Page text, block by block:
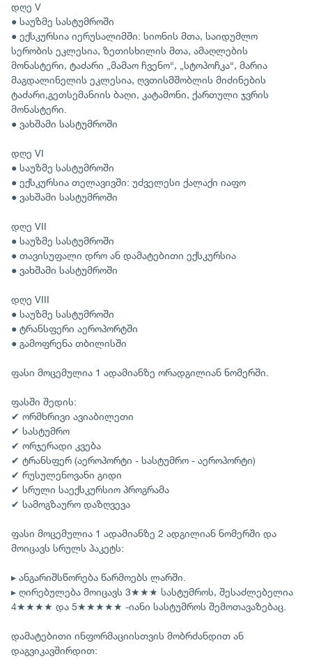
დღე V
● საუზმე სასტუმროში
● ექსკურსია იერუსალიმში: სიონის მთა, საიდუმლო
სერობის ეკლესია, ზეთისხილის მთა, ამაღლების
მონასტერი, ტაძარი „მამაო ჩვენო“, „სტოპოჩკა“, მარია
მაგდალინელის ეკლესია, ღვთისმშობლის მიძინების
ტაძარი,გეთსემანიის ბაღი, კატამონი, ქართული ჯვრის
მონასტერი.
● ვახშამი სასტუმროში
დღე VI
● საუზმე სასტუმროში
● ექსკურსია თელავივში: უძველესი ქალაქი იაფო
● ვახშამი სასტუმროში
დღე VII
● საუზმე სასტუმროში
● თავისუფალი დრო ან დამატებითი ექსკურსია
● ვახშამი სასტუმროში
დღე VIII
● საუზმე სასტუმროში
● ტრანსფერი აეროპორტში
● გამოფრენა თბილისში
ფასი მოცემულია 1 ადამიანზე ორადგილიან ნომერში.
ფასში შედის:
✔ ორმხრივი ავიაბილეთი
✔ სასტუმრო
✔ ორჯერადი კვება
✔ ტრანსფერ (აეროპორტი - სასტუმრო - აეროპორტი)
✔ რუსულენოვანი გიდი
✔ სრული საექსკურსიო პროგრამა
✔ სამოგზაურო დაზღვევა
ფასი მოცემულია 1 ადამიანზე 2 ადგილიან ნომერში და
მოიცავს სრულს პაკეტს:
▸ ანგარიშსწორება წარმოებს ლარში.
▸ ღირებულება მოიცავს 3★★★ სასტუმროს, შესაძლებელია
4★★★★ და 5★★★★★ -იანი სასტუმროს შემოთავაზებაც.
დამატებითი ინფორმაციისთვის მობრძანდით ან
დაგვიკავშირდით: